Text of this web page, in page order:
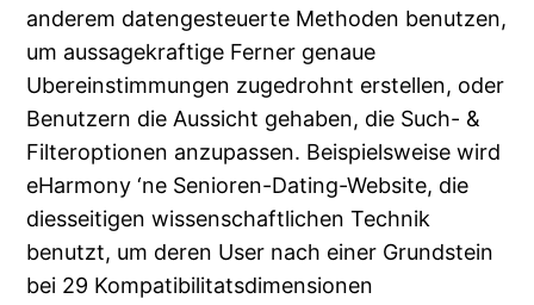
anderem datengesteuerte Methoden benutzen,
um aussagekraftige Ferner genaue
Ubereinstimmungen zugedrohnt erstellen, oder
Benutzern die Aussicht gehaben, die Such- &
Filteroptionen anzupassen. Beispielsweise wird
eHarmony ‘ne Senioren-Dating-Website, die
diesseitigen wissenschaftlichen Technik
benutzt, um deren User nach einer Grundstein
bei 29 Kompatibilitatsdimensionen